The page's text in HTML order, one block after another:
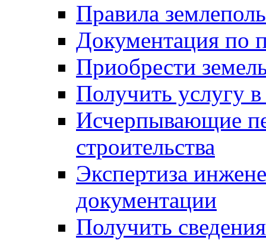
Правила
Документация по
Приобрести
Получить услугу в
Исчерпывающие
строительства
Экспертиза
документации
Получить